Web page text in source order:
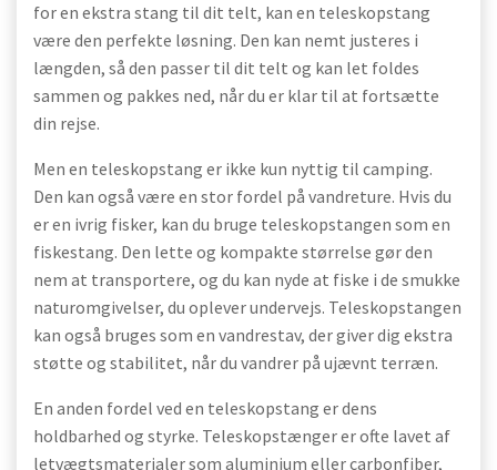
for en ekstra stang til dit telt, kan en teleskopstang
være den perfekte løsning. Den kan nemt justeres i
længden, så den passer til dit telt og kan let foldes
sammen og pakkes ned, når du er klar til at fortsætte
din rejse.
Men en teleskopstang er ikke kun nyttig til camping.
Den kan også være en stor fordel på vandreture. Hvis du
er en ivrig fisker, kan du bruge teleskopstangen som en
fiskestang. Den lette og kompakte størrelse gør den
nem at transportere, og du kan nyde at fiske i de smukke
naturomgivelser, du oplever undervejs. Teleskopstangen
kan også bruges som en vandrestav, der giver dig ekstra
støtte og stabilitet, når du vandrer på ujævnt terræn.
En anden fordel ved en teleskopstang er dens
holdbarhed og styrke. Teleskopstænger er ofte lavet af
letvægtsmaterialer som aluminium eller carbonfiber,